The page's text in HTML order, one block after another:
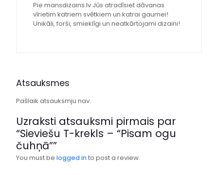
Pie mansdizains.lv Jūs atradīsiet dāvanas
vīrietim katriem svētkiem un katrai gaumei!
Unikāli, forši, smieklīgi un neatkārtojami dizaini!
Atsauksmes
Pašlaik atsauksmju nav.
Uzraksti atsauksmi pirmais par
“Sieviešu T-krekls – “Pisam ogu
čuhņā””
You must be logged in to post a review.